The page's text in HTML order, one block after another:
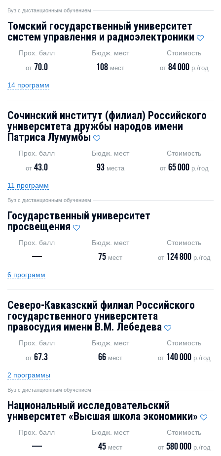
Вуз с дистанционным обучением
Томский государственный университет
систем управления и радиоэлектроники
Прох. балл
от 70.0
Бюдж. мест
108 мест
Стоимость
от 84 000р./год
14 программ
Сочинский институт (филиал) Российского
университета дружбы народов имени
Патриса Лумумбы
Прох. балл
от43.0
Бюдж. мест
93места
Стоимость
от 65 000р./год
11 программ
Вуз с дистанционным обучением
Государственный университет
просвещения
Прох. балл
—
Бюдж. мест
75 мест
Стоимость
от 124 800р./год
6 программ
Северо-Кавказский филиал Российского
государственного университета
правосудия имени В.М. Лебедева
Прох. балл
от67.3
Бюдж. мест
66 мест
Стоимость
от 140 000р./год
2 программы
Вуз с дистанционным обучением
Национальный исследовательский
университет «Высшая школа экономики»
Прох. балл
—
Бюдж. мест
45 мест
Стоимость
от 580 000р./год